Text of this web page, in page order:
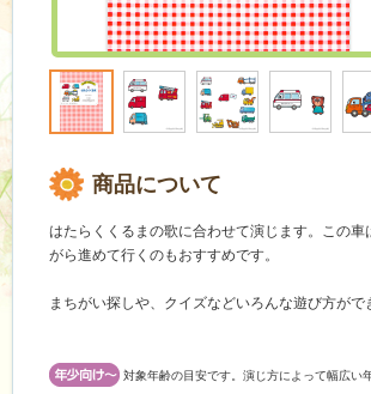
商品について
はたらくくるまの歌に合わせて演じます。この
がら進めて行くのもおすすめです。
まちがい探しや、クイズなどいろんな遊び方がで
対象年齢の目安です。演じ方によって幅広い